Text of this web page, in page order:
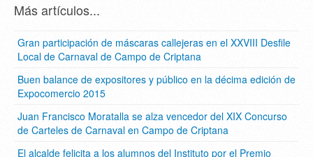
Más artículos...
Gran participación de máscaras callejeras en el XXVIII Desfile
Local de Carnaval de Campo de Criptana
Buen balance de expositores y público en la décima edición de
Expocomercio 2015
Juan Francisco Moratalla se alza vencedor del XIX Concurso
de Carteles de Carnaval en Campo de Criptana
El alcalde felicita a los alumnos del Instituto por el Premio